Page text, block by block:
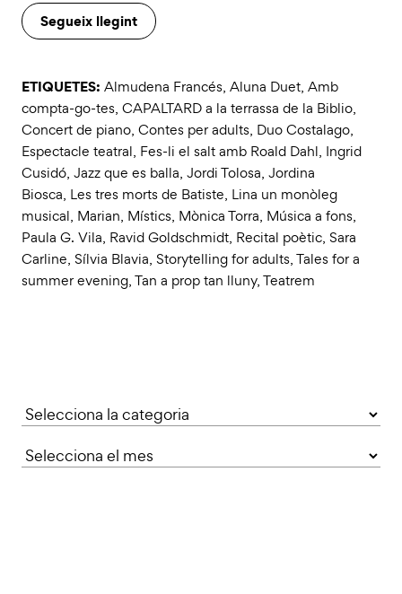
Segueix llegint
ETIQUETES: Almudena Francés, Aluna Duet, Amb
compta-go-tes, CAPALTARD a la terrassa de la Biblio,
Concert de piano, Contes per adults, Duo Costalago,
Espectacle teatral, Fes-li el salt amb Roald Dahl, Ingrid
Cusidó, Jazz que es balla, Jordi Tolosa, Jordina
Biosca, Les tres morts de Batiste, Lina un monòleg
musical, Marian, Místics, Mònica Torra, Música a fons,
Paula G. Vila, Ravid Goldschmidt, Recital poètic, Sara
Carline, Sílvia Blavia, Storytelling for adults,Tales for a
summer evening,Tan a prop tan lluny,Teatrem
Categories